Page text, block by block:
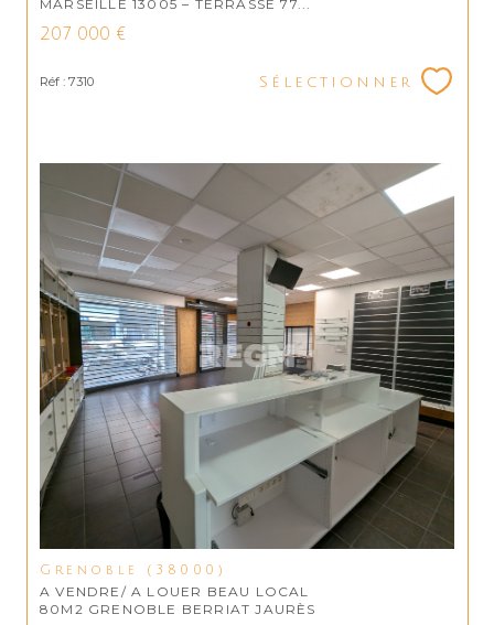
MARSEILLE 13005 – TERRASSE 77...
207 000 €
Réf : 7310 Sélectionner
Grenoble (38000)
A VENDRE/ A LOUER BEAU LOCAL
80M2 GRENOBLE BERRIAT JAURÈS